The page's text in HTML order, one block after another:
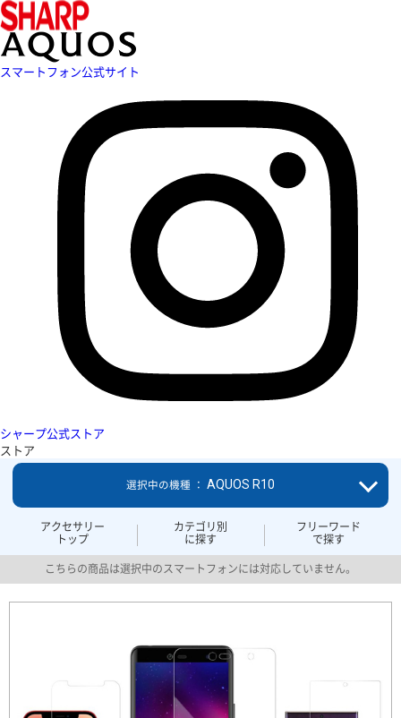
スマートフォン公式サイト
シャープ公式ストア
ストア
アクセサリー
トップ
カテゴリ別
に探す
フリーワード
で探す
選択中の機種 ： AQUOS R10
こちらの商品は選択中のスマートフォンには対応していません。